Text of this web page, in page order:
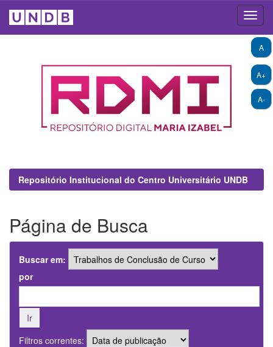
A+
A-
A
Repositório Institucional do Centro Universitário UNDB
Página de Busca
Buscar em:
por
Filtros correntes: